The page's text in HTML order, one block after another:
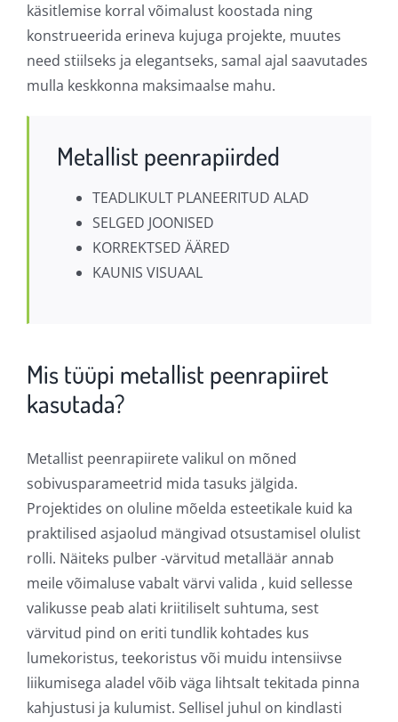
käsitlemise korral võimalust koostada ning
konstrueerida erineva kujuga projekte, muutes
need stiilseks ja elegantseks, samal ajal saavutades
mulla keskkonna maksimaalse mahu.
Metallist peenrapiirded
TEADLIKULT PLANEERITUD ALAD
SELGED JOONISED
KORREKTSED ÄÄRED
KAUNIS VISUAAL
Mis tüüpi metallist peenrapiiret
kasutada?
Metallist peenrapiirete valikul on mõned
sobivusparameetrid mida tasuks jälgida.
Projektides on oluline mõelda esteetikale kuid ka
praktilised asjaolud mängivad otsustamisel olulist
rolli. Näiteks pulber -värvitud metalläär annab
meile võimaluse vabalt värvi valida , kuid sellesse
valikusse peab alati kriitiliselt suhtuma, sest
värvitud pind on eriti tundlik kohtades kus
lumekoristus, teekoristus või muidu intensiivse
liikumisega aladel võib väga lihtsalt tekitada pinna
kahjustusi ja kulumist. Sellisel juhul on kindlasti